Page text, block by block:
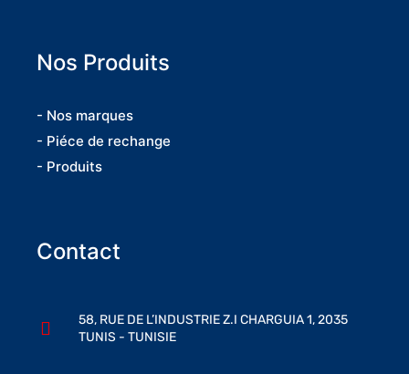
Nos Produits
- Nos marques
- Piéce de rechange
- Produits
Contact
58, RUE DE L’INDUSTRIE Z.I CHARGUIA 1, 2035
TUNIS - TUNISIE